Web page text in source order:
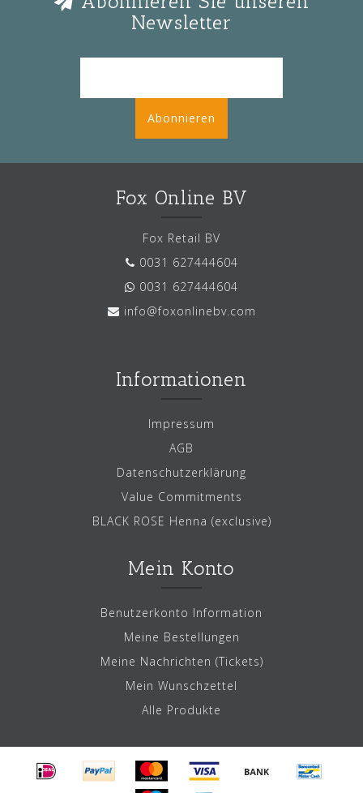
Newsletter
Abonnieren
Fox Online BV
Fox Retail BV
0031 627444604
0031 627444604
info@foxonlinebv.com
Informationen
Impressum
AGB
Datenschutzerklärung
Value Commitments
BLACK ROSE Henna (exclusive)
Mein Konto
Benutzerkonto Information
Meine Bestellungen
Meine Nachrichten (Tickets)
Mein Wunschzettel
Alle Produkte